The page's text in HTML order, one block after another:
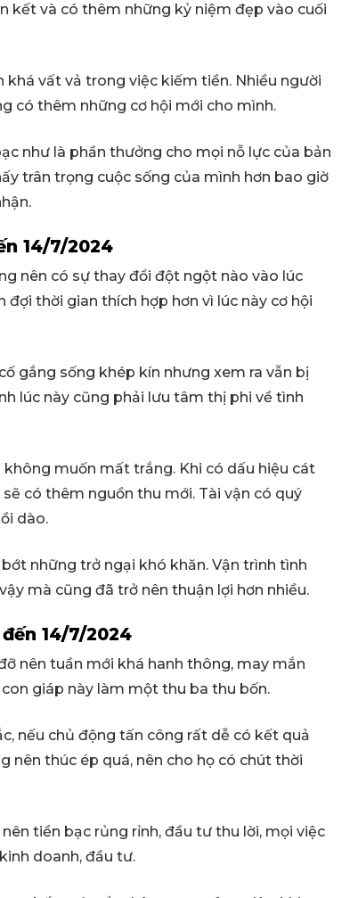
kết và có thêm những kỷ niệm đẹp vào cuối
vất vả trong việc kiếm tiền. Nhiều người
có thêm những cơ hội mới cho mình.
như là phần thưởng cho mọi nỗ lực của bản
trân trọng cuộc sống của mình hơn bao giờ
14/7/2024
nên có sự thay đổi đột ngột nào vào lúc
đợi thời gian thích hợp hơn vì lúc này cơ hội
gắng sống khép kín nhưng xem ra vẫn bị
lúc này cũng phải lưu tâm thị phi về tình
muốn mất trắng. Khi có dấu hiệu cát
có thêm nguồn thu mới. Tài vận có quý
dào.
những trở ngại khó khăn. Vận trình tình
mà cũng đã trở nên thuận lợi hơn nhiều.
14/7/2024
nên tuần mới khá hanh thông, may mắn
giáp này làm một thu ba thu bốn.
nếu chủ động tấn công rất dễ có kết quả
nên thúc ép quá, nên cho họ có chút thời
tiền bạc rủng rỉnh, đầu tư thu lời, mọi việc
doanh, đầu tư.